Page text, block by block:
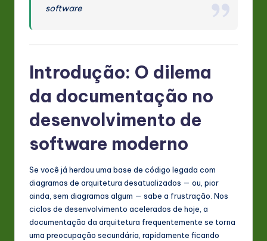
in
&
S
o
software
Introdução: O dilema
da documentação no
desenvolvimento de
software moderno
Se você já herdou uma base de código legada com
diagramas de arquitetura desatualizados — ou, pior
ainda, sem diagramas algum — sabe a frustração. Nos
ciclos de desenvolvimento acelerados de hoje, a
documentação da arquitetura frequentemente se torna
uma preocupação secundária, rapidamente ficando